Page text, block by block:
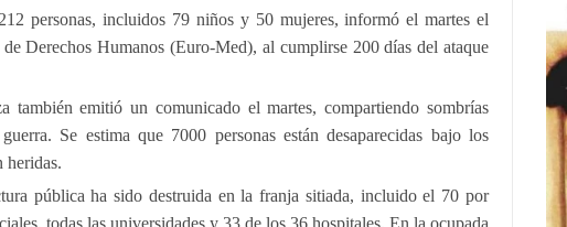
personas, incluidos 79 niños y 50 mujeres, informó el martes el
Derechos Humanos (Euro-Med), al cumplirse 200 días del ataque
también emitió un comunicado el martes, compartiendo sombrías
Se estima que 7000 personas están desaparecidas bajo los
heridas.
pública ha sido destruida en la franja sitiada, incluido el 70 por
todas las universidades y 33 de los 36 hospitales. En la ocupada